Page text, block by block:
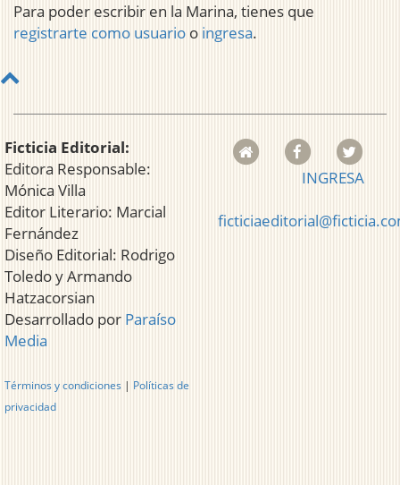
Para poder escribir en la Marina, tienes que
registrarte como usuario o ingresa.
Ficticia Editorial:
Editora Responsable:
Mónica Villa
Editor Literario: Marcial
Fernández
Diseño Editorial: Rodrigo
Toledo y Armando
Hatzacorsian
Desarrollado por Paraíso
Media
Términos y condiciones | Políticas de
privacidad
INGRESA